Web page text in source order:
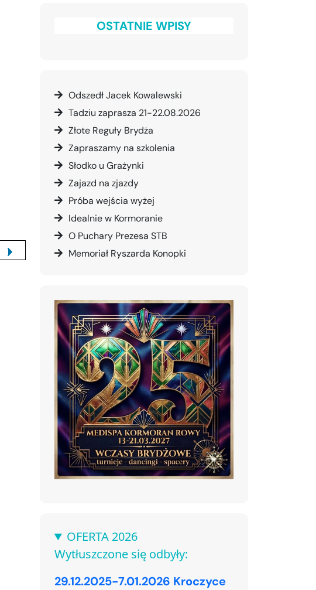
OSTATNIE WPISY
Odszedł Jacek Kowalewski
Tadziu zaprasza 21-22.08.2026
Złote Reguły Brydża
Zapraszamy na szkolenia
Słodko u Grażynki
Zajazd na zjazdy
Próba wejścia wyżej
Idealnie w Kormoranie
O Puchary Prezesa STB
Memoriał Ryszarda Konopki
OFERTA 2026
Wytłuszczone się odbyły:
29.12.2025-7.01.2026 Kroczyce